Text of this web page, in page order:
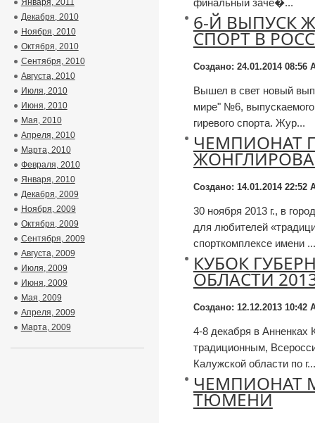
финальный заче�...
6-Й ВЫПУСК
СПОРТ В
Создано: 24.01.2014 08:56
Вышел в свет новый
мире" №6,
гиревого спорта. Жур...
ЧЕМПИОНАТ
Создано: 14.01.2014 22:52
30 ноября 2013 г., в
для любителей
спорткомплексе имени ...
КУБОК
ОБЛАСТИ
Создано: 12.12.2013 10:42
4-8 декабря в Анненках
традиционным,
Калужской области по г...
ЧЕМПИОНАТ
ТЮМЕНИ
Января, 2011
Декабря, 2010
Ноября, 2010
Октября, 2010
Сентября, 2010
Августа, 2010
Июля, 2010
Июня, 2010
Мая, 2010
Апреля, 2010
Марта, 2010
Февраля, 2010
Января, 2010
Декабря, 2009
Ноября, 2009
Октября, 2009
Сентября, 2009
Августа, 2009
Июля, 2009
Июня, 2009
Мая, 2009
Апреля, 2009
Марта, 2009